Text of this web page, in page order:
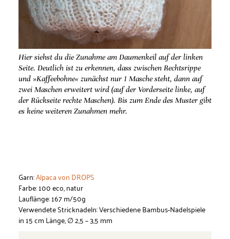
Hier siehst du die Zunahme am Daumenkeil auf der linken
Seite. Deutlich ist zu erkennen, dass zwischen Rechtsrippe
und »Kaffeebohne« zunächst nur 1 Masche steht, dann auf
zwei Maschen erweitert wird (auf der Vorderseite linke, auf
der Rückseite rechte Maschen). Bis zum Ende des Muster gibt
es keine weiteren Zunahmen mehr.
Garn:Alpaca von DROPS
Farbe: 100 eco, natur
Lauflänge: 167 m/50g
Verwendete Stricknadeln: Verschiedene Bambus-Nadelspiele
in 15 cm Länge, ∅ 2,5 – 3,5 mm